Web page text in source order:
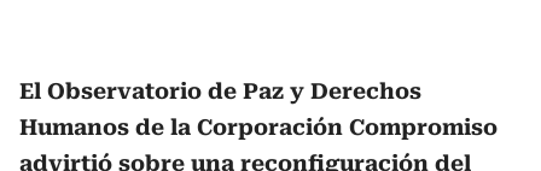
El Observatorio de Paz y Derechos
Humanos de la Corporación Compromiso
advirtió sobre una reconfiguración del